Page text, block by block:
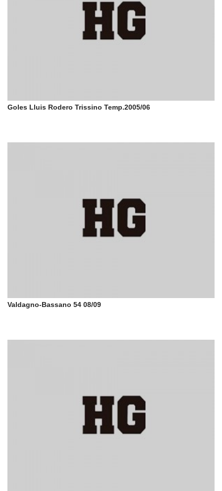
Goles Lluis Rodero Trissino Temp.2005/06
Valdagno-Bassano 54 08/09